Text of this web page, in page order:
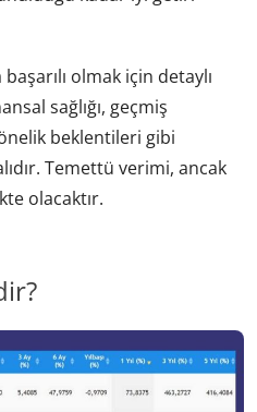
olmak için detaylı
sağlığı, geçmiş
beklentileri gibi
Temettü verimi, ancak
olacaktır.